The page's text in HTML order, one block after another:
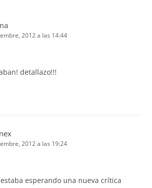
2012 a las 14:44
detallazo!!!
2012 a las 19:24
esperando una nueva crítica